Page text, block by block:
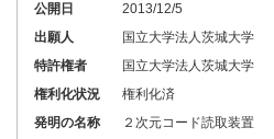
公開日
2013/12/5
出願人
国立大学法人茨城大学
特許権者
国立大学法人茨城大学
権利化状況
権利化済
発明の名称
２次元コード読取装置